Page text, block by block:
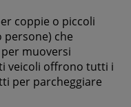
coppie o piccoli
che
muoversi
veicoli offrono tutti i
per parcheggiare